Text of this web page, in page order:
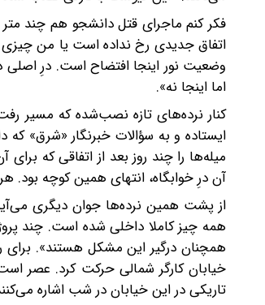
فکر کنم ماجرای قتل دانشجو هم چند متر
اتفاق جدیدی رخ نداده است یا من چیزی
وضعیت نور اینجا افتضاح است. درِ اصلی
اما اینجا نه».
کنار نرده‌های تازه نصب‌شده که مسیر
ایستاده و به سؤالات خبرنگار «شرق»
میله‌ها را چند روز بعد از اتفاقی که
آن درِ خوابگاه، انتهای همین کوچه بود.
از پشت همین نرده‌ها‌ جوان دیگری
همه چیز کاملا داخلی شده است. چند
همچنان درگیر این مشکل هستند». برای
خیابان کارگر شمالی حرکت کرد. عصر
تاریکی در این خیابان در شب اشاره